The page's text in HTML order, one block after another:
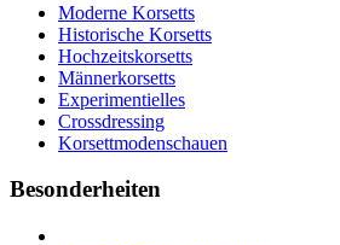
Moderne Korsetts
Historische Korsetts
Hochzeitskorsetts
Männerkorsetts
Experimentielles
Crossdressing
Korsettmodenschauen
Besonderheiten